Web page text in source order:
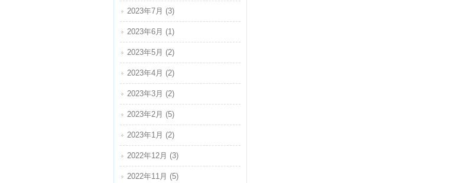
2023年7月 (3)
2023年6月 (1)
2023年5月 (2)
2023年4月 (2)
2023年3月 (2)
2023年2月 (5)
2023年1月 (2)
2022年12月 (3)
2022年11月 (5)